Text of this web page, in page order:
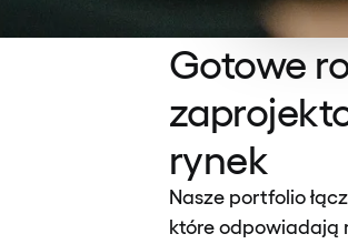
Gotowe
rynek
Nasze portfolio
które odpowiadają